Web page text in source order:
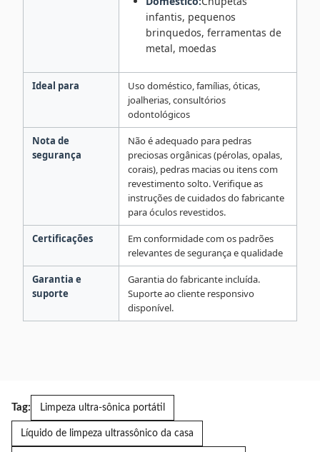
infantis, pequenos
brinquedos, ferramentas de
metal, moedas
Ideal para
Uso doméstico, famílias, óticas,
joalherias, consultórios
odontológicos
Nota de
segurança
Não é adequado para pedras
preciosas orgânicas (pérolas, opalas,
corais), pedras macias ou itens com
revestimento solto. Verifique as
instruções de cuidados do fabricante
para óculos revestidos.
Certificações
Em conformidade com os padrões
relevantes de segurança e qualidade
Garantia e
suporte
Garantia do fabricante incluída.
Suporte ao cliente responsivo
disponível.
Tag: Limpeza ultra-sônica portátil
Líquido de limpeza ultrassônico da casa